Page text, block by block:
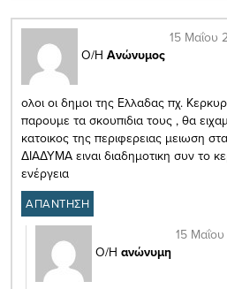
Ο/Η Ανώνυμος
15 Μαΐου
ολοι οι δημοι της Ελλαδας πχ.
παρουμε τα σκουπιδια τους , θα
κατοικος της περιφερειας μειωση
ΔΙΑΔΥΜΑ ειναι διαδημοτικη συν το
ενέργεια
ΑΠΑΝΤΗΣΗ
Ο/Η ανώνυμη
15